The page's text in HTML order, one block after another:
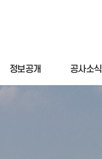
정보공개 공사소식